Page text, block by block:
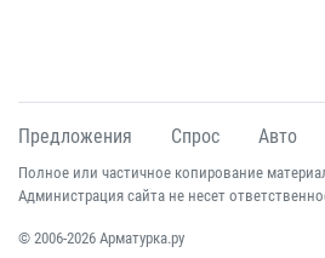
Предложения Спрос Авто
Полное или частичное копирование
Администрация сайта не несет
© 2006-2026 Арматурка.ру